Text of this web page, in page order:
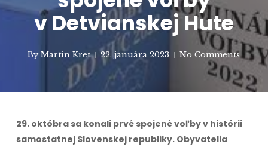
v Detvianskej Hute
By Martin Kret 22. januára 2023 No Comments
29. októbra sa konali prvé spojené voľby v histórii
samostatnej Slovenskej republiky. Obyvatelia